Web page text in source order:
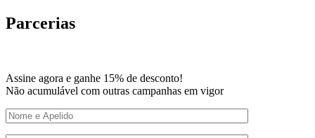
Parcerias
Assine agora e ganhe 15% de desconto!
Não acumulável com outras campanhas em vigor